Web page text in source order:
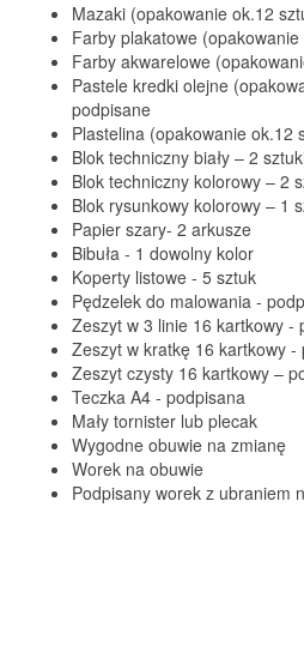
Mazaki (opakowanie ok.12
Farby plakatowe
Farby akwarelowe
Pastele kredki olejne
podpisane
Plastelina (opakowanie ok.12
Blok techniczny biały – 2
Blok techniczny kolorowy – 2
Blok rysunkowy kolorowy – 1
Papier szary- 2 arkusze
Bibuła - 1 dowolny kolor
Koperty listowe - 5 sztuk
Pędzelek do malowania -
Zeszyt w 3 linie 16 kartkowy -
Zeszyt w kratkę 16 kartkowy -
Zeszyt czysty 16 kartkowy –
Teczka A4 - podpisana
Mały tornister lub plecak
Wygodne obuwie na zmianę
Worek na obuwie
Podpisany worek z ubraniem